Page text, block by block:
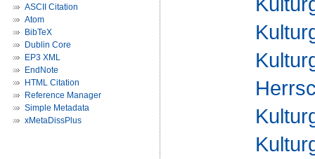
ASCII Citation
Atom
BibTeX
Dublin Core
EP3 XML
EndNote
HTML Citation
Reference Manager
Simple Metadata
xMetaDissPlus